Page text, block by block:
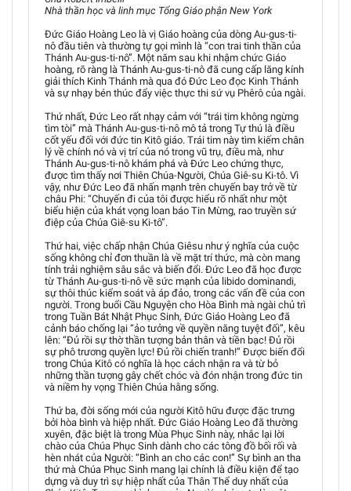
Nhà thần học và linh mục Tổng Giáo phận New York
Đức Giáo Hoàng Leo là vị Giáo hoàng của dòng Au-gus-ti-
nô đầu tiên và thường tự gọi mình là “con trai tinh thần của
Thánh Au-gus-ti-nô”. Một năm sau khi nhậm chức Giáo
hoàng, rõ ràng là Thánh Au-gus-ti-nô đã cung cấp lăng kính
giải thích Kinh Thánh mà qua đó Đức Leo đọc Kinh Thánh
và sự nhạy bén thúc đẩy việc thực thi sứ vụ Phêrô của ngài.
Thứ nhất, Đức Leo rất nhạy cảm với “trái tim không ngừng
tìm tòi” mà Thánh Au-gus-ti-nô mô tả trong Tự thú là điều
cốt yếu đối với đức tin Kitô giáo. Trái tim này tìm kiếm chân
lý về chính nó và vị trí của nó trong vũ trụ, điều mà, như
Thánh Au-gus-ti-nô khám phá và Đức Leo chứng thực,
được tìm thấy nơi Thiên Chúa-Người, Chúa Giê-su Ki-tô. Vì
vậy, như Đức Leo đã nhấn mạnh trên chuyến bay trở về từ
châu Phi: “Chuyến đi của tôi được hiểu rõ nhất như một
biểu hiện của khát vọng loan báo Tin Mừng, rao truyền sứ
điệp của Chúa Giê-su Ki-tô”.
Thứ hai, việc chấp nhận Chúa Giêsu như ý nghĩa của cuộc
sống không chỉ đơn thuần là về mặt trí thức, mà còn mang
tính trải nghiệm sâu sắc và biến đổi. Đức Leo đã học được
từ Thánh Au-gus-ti-nô về sức mạnh của libido dominandi,
sự thôi thúc kiểm soát và áp đảo, trong các vấn đề của con
người. Trong buổi Cầu Nguyện cho Hòa Bình mà ngài chủ trì
trong Tuần Bát Nhật Phục Sinh, Đức Giáo Hoàng Leo đã
cảnh báo chống lại “ảo tưởng về quyền năng tuyệt đối”, kêu
lên: “Đủ rồi sự thờ thần tượng bản thân và tiền bạc! Đủ rồi
sự phô trương quyền lực! Đủ rồi chiến tranh!” Được biến đổi
trong Chúa Kitô có nghĩa là học cách nhận ra và từ bỏ
những thần tượng gây chết chóc và đón nhận trong đức tin
và niềm hy vọng Thiên Chúa hằng sống.
Thứ ba, đời sống mới của người Kitô hữu được đặc trưng
bởi hòa bình và hiệp nhất. Đức Giáo Hoàng Leo đã thường
xuyên, đặc biệt là trong Mùa Phục Sinh này, nhắc lại lời
chào của Chúa Phục Sinh dành cho các tông đồ bối rối và
hèn nhát của Người: “Bình an cho các con!” Sự bình an tha
thứ mà Chúa Phục Sinh mang lại chính là điều kiện để tạo
dựng và duy trì sự hiệp nhất của Thân Thể duy nhất của